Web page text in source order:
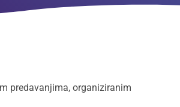
predavanjima, organiziranim